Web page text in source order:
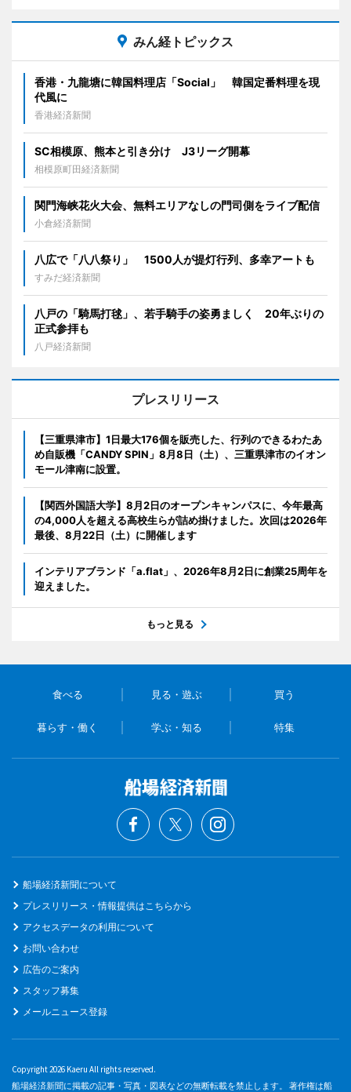
みん経トピックス
香港・九龍塘に韓国料理店「Social」 韓国定番料理を現
代風に
香港経済新聞
SC相模原、熊本と引き分け J3リーグ開幕
相模原町田経済新聞
関門海峡花火大会、無料エリアなしの門司側をライブ配信
小倉経済新聞
八広で「八八祭り」 1500人が提灯行列、多幸アートも
すみだ経済新聞
八戸の「騎馬打毬」、若手騎手の姿勇ましく 20年ぶりの
正式参拝も
八戸経済新聞
プレスリリース
【三重県津市】1日最大176個を販売した、行列のできるわたあ
め自販機「CANDY SPIN」8月8日（土）、三重県津市のイオン
モール津南に設置。
【関西外国語大学】8月2日のオープンキャンパスに、今年最高
の4,000人を超える高校生らが詰め掛けました。次回は2026年
最後、8月22日（土）に開催します
インテリアブランド「a.flat」、2026年8月2日に創業25周年を
迎えました。
もっと見る
食べる 見る・遊ぶ 買う
暮らす・働く 学ぶ・知る 特集
船場経済新聞について
プレスリリース・情報提供はこちらから
アクセスデータの利用について
お問い合わせ
広告のご案内
スタッフ募集
メールニュース登録
Copyright 2026 Kaeru All rights reserved.
船場経済新聞に掲載の記事・写真・図表などの無断転載を禁止します。 著作権は船